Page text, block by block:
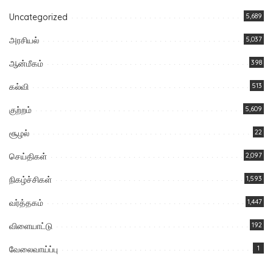
Uncategorized 5,689
அரசியல் 5,037
ஆன்மீகம் 398
கல்வி 513
குற்றம் 5,609
சூழல் 22
செய்திகள் 2,097
நிகழ்ச்சிகள் 1,593
வர்த்தகம் 1,447
விளையாட்டு 192
வேலைவாய்ப்பு 1